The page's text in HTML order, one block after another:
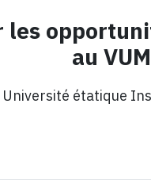
les
au
Université étatique